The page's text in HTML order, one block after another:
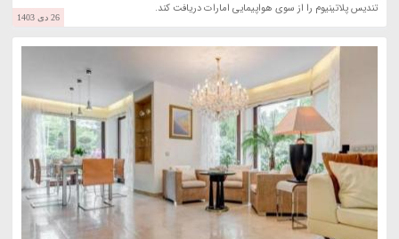
تندیس پلاتینیوم را از سوی هواپیمایی امارات دریافت کند.
26 دی 1403